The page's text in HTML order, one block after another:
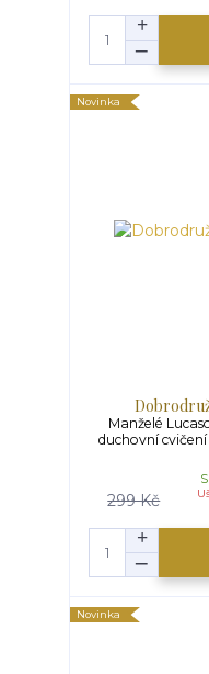
Novinka
Manželé
duchovní
299 Kč
Novinka